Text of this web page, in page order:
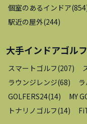
個室のあるインドア(854
駅近の屋外(244)
大手インドアゴル
スマートゴルフ(207)
ラウンジレンジ(68)
GOLFERS24(14) MY
トナリノゴルフ(14)